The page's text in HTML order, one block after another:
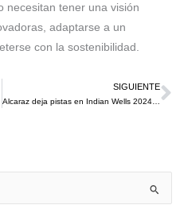
necesitan tener una visión
adaptarse a un
con la sostenibilidad.
SIGUIENTE
Alcaraz deja pistas en Indian Wells 2024: anuncia docuserie en Netflix